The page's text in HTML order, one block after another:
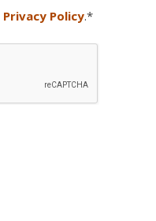
Privacy Policy.*